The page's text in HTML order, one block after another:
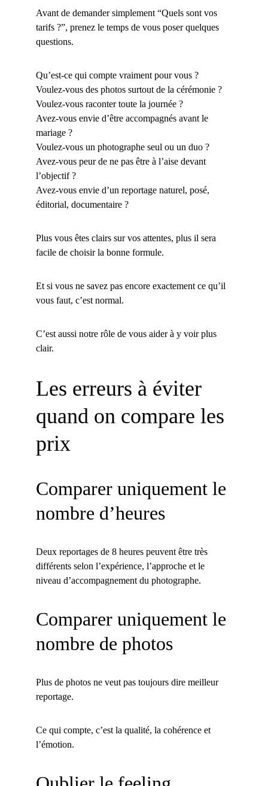
Avant de demander simplement “Quels sont vos
tarifs ?”, prenez le temps de vous poser quelques
questions.
Qu’est-ce qui compte vraiment pour vous ?
Voulez-vous des photos surtout de la cérémonie ?
Voulez-vous raconter toute la journée ?
Avez-vous envie d’être accompagnés avant le
mariage ?
Voulez-vous un photographe seul ou un duo ?
Avez-vous peur de ne pas être à l’aise devant
l’objectif ?
Avez-vous envie d’un reportage naturel, posé,
éditorial, documentaire ?
Plus vous êtes clairs sur vos attentes, plus il sera
facile de choisir la bonne formule.
Et si vous ne savez pas encore exactement ce qu’il
vous faut, c’est normal.
C’est aussi notre rôle de vous aider à y voir plus
clair.
Les erreurs à éviter
quand on compare les
prix
Comparer uniquement le
nombre d’heures
Deux reportages de 8 heures peuvent être très
différents selon l’expérience, l’approche et le
niveau d’accompagnement du photographe.
Comparer uniquement le
nombre de photos
Plus de photos ne veut pas toujours dire meilleur
reportage.
Ce qui compte, c’est la qualité, la cohérence et
l’émotion.